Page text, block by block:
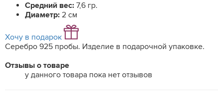
Средний вес: 7,6 гр.
Диаметр: 2 см
Хочу в подарок
Серебро 925 пробы. Изделие в подарочной упаковке.
Отзывы о товаре
у данного товара пока нет отзывов